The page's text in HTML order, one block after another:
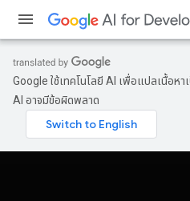
Google ใช้เทคโนโลยี AI เพื่อแปลเนื้อห
AI อาจมีข้อผิดพลาด